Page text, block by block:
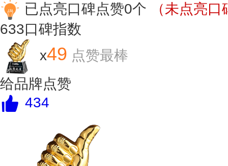
已点亮口碑点赞0个
（未点亮
633口碑指数
x49 点赞最棒
给品牌点赞
434